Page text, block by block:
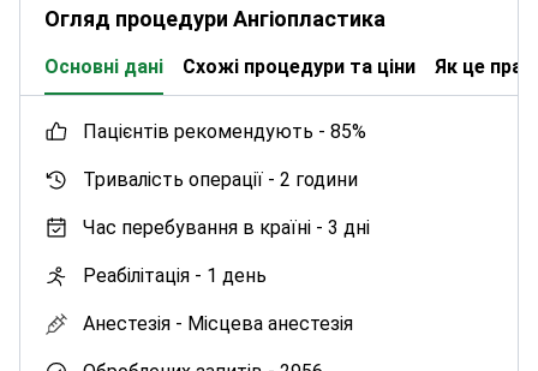
Огляд процедури Ангіопластика
Основні дані Схожі процедури та ціни Як це
пацієнтів рекомендують - 85%
Тривалість операції - 2 години
Час перебування в країні - 3 дні
Реабілітація - 1 день
Анестезія - Місцева анестезія